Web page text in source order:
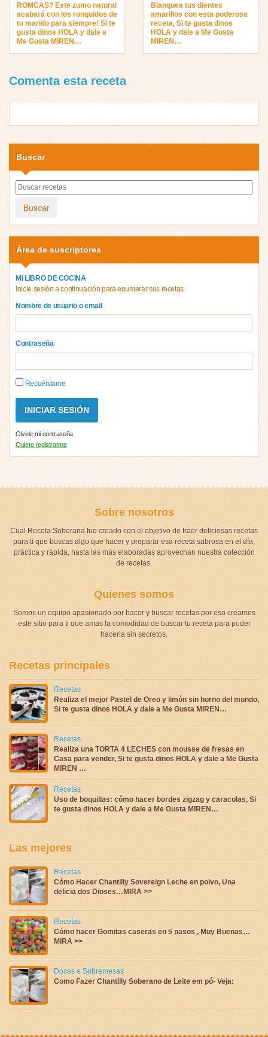
ROMCAS? Este zumo natural
acabará con los ronquidos de
tu marido para siempre! Si te
gusta dinos HOLA y dale a
Me Gusta MIREN…
Blanquea tus dientes
amarillos con esta poderosa
receta, Si te gusta dinos
HOLA y dale a Me Gusta
MIREN…
Comenta esta receta
Buscar
Buscar
Área de suscriptores
MI LIBRO DE COCINA
Inicie sesión a continuación para enumerar sus recetas
Nombre de usuario o email
Contraseña
Recuérdame
Olvide mi contraseña
Quiero registrarme
Sobre nosotros
Cual Receta Soberana fue creado con el objetivo de traer deliciosas recetas
para ti que buscas algo que hacer y preparar esa receta sabrosa en el día,
práctica y rápida, hasta las más elaboradas aprovechan nuestra colección
de recetas.
Quienes somos
Somos un equipo apasionado por hacer y buscar recetas por eso creamos
este sitio para ti que amas la comodidad de buscar tu receta para poder
hacerla sin secretos.
Recetas principales
Recetas
Realiza el mejor Pastel de Oreo y limón sin horno del mundo,
Si te gusta dinos HOLA y dale a Me Gusta MIREN…
Recetas
Realiza una TORTA 4 LECHES con mousse de fresas en
Casa para vender, Si te gusta dinos HOLA y dale a Me Gusta
MIREN …
Recetas
Uso de boquillas: cómo hacer bordes zigzag y caracolas, Si
te gusta dinos HOLA y dale a Me Gusta MIREN…
Las mejores
Recetas
Cómo Hacer Chantilly Sovereign Leche en polvo, Una
delicia dos Dioses…MIRA >>
Recetas
Cómo hacer Gomitas caseras en 5 pasos , Muy Buenas…
MIRA >>
Doces e Sobremesas
Como Fazer Chantilly Soberano de Leite em pó- Veja: